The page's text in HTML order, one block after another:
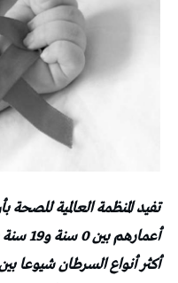
أكثر أنواع السرطان شيوعا